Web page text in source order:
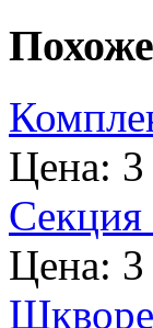
Цена: 3
Секция
Цена: 3